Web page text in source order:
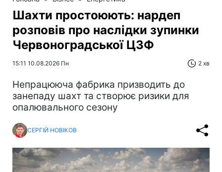
Шахти простоюють: нардеп
розповів про наслідки зупинки
Червоноградської ЦЗФ
15:11 10.08.2026 Пн 2 хв
Непрацююча фабрика призводить до
занепаду шахт та створює ризики для
опалювального сезону
СЕРГІЙ НОВІКОВ